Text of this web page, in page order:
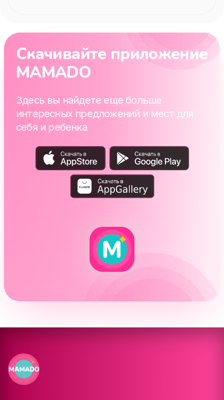
Скачивайте приложение
MAMADO
Здесь вы найдете еще больше
интересных предложений и мест для
себя и ребенка